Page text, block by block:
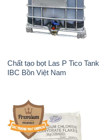
Chất tạo bọt Las P Tico Tank
IBC Bồn Việt Nam